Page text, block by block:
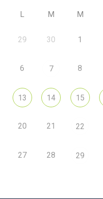
L M M
29 30 1
6 7 8
13 14 15
20 21 22
27 28 29